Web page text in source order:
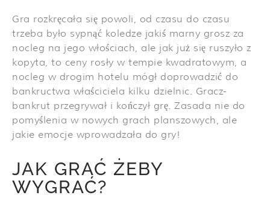
Gra rozkręcała się powoli, od czasu do czasu
trzeba było sypnąć koledze jakiś marny grosz za
nocleg na jego włościach, ale jak już się ruszyło z
kopyta, to ceny rosły w tempie kwadratowym, a
nocleg w drogim hotelu mógł doprowadzić do
bankructwa właściciela kilku dzielnic. Gracz-
bankrut przegrywał i kończył grę. Zasada nie do
pomyślenia w nowych grach planszowych, ale
jakie emocje wprowadzała do gry!
JAK GRAĆ ŻEBY
WYGRAĆ?